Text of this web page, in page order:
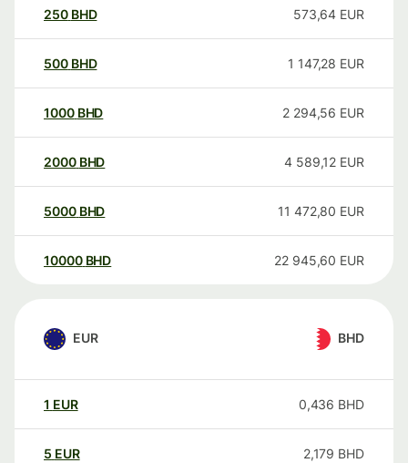
250 BHD 573,64 EUR
500 BHD 1 147,28 EUR
1000 BHD 2 294,56 EUR
2000 BHD 4 589,12 EUR
5000 BHD 11 472,80 EUR
10000 BHD 22 945,60 EUR
EUR BHD
1 EUR 0,436 BHD
5 EUR 2,179 BHD